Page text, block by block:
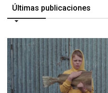
Últimas publicaciones